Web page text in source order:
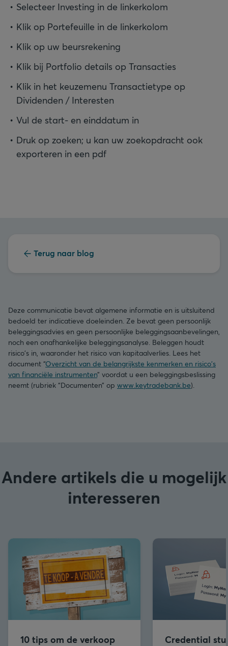
Selecteer Investing in de linkerkolom
Klik op Portefeuille in de linkerkolom
Klik op uw beursrekening
Klik bij Portfolio details op Transacties
Klik in het keuzemenu Transactietype op
Dividenden / Interesten
Vul de start- en einddatum in
Druk op zoeken; u kan uw zoekopdracht ook
exporteren in een pdf
Terug naar blog
Deze communicatie bevat algemene informatie en is uitsluitend
bedoeld ter indicatieve doeleinden. Ze bevat geen persoonlijk
beleggingsadvies en geen persoonlijke beleggingsaanbevelingen,
noch een onafhankelijke beleggingsanalyse. Beleggen houdt
risico's in, waaronder het risico van kapitaalverlies. Lees het
document “Overzicht van de belangrijkste kenmerken en risico's
van financiële instrumenten” voordat u een beleggingsbeslissing
neemt (rubriek “Documenten” op www.keytradebank.be).
Andere artikels die u mogelijk
interesseren
10 tips om de verkoop
Credential